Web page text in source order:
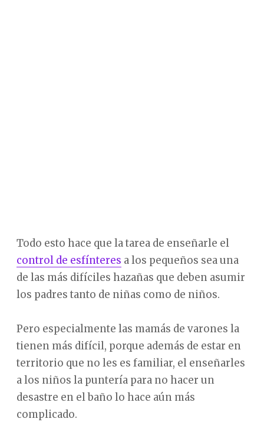
Todo esto hace que la tarea de enseñarle el
control de esfínteres a los pequeños sea una
de las más difíciles hazañas que deben asumir
los padres tanto de niñas como de niños.
Pero especialmente las mamás de varones la
tienen más difícil, porque además de estar en
territorio que no les es familiar, el enseñarles
a los niños la puntería para no hacer un
desastre en el baño lo hace aún más
complicado.